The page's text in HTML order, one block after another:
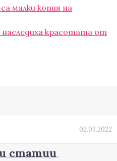
малки копия на
наследиха красотата от
02.03.2022
статии